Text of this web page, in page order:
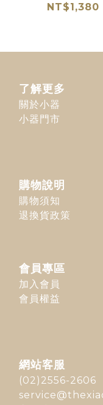
NT$1,380
了解更多
關於小器
小器門市
購物說明
購物須知
退換貨政策
會員專區
加入會員
會員權益
網站客服
(02)2556-2606